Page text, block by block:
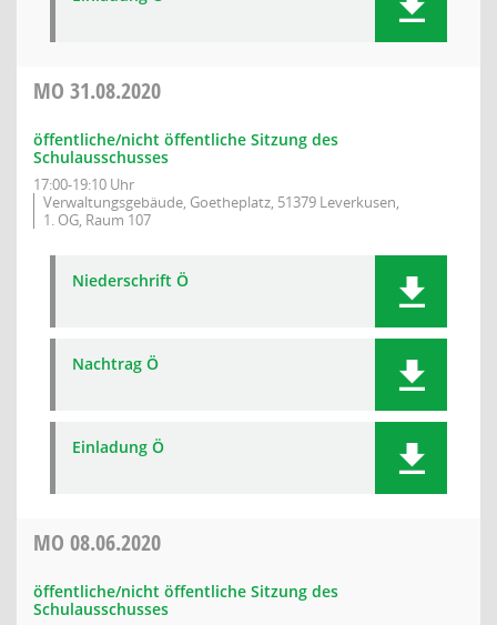
MO 31.08.2020
öffentliche/nicht öffentliche Sitzung des
Schulausschusses
17:00-19:10 Uhr
Verwaltungsgebäude, Goetheplatz, 51379 Leverkusen,
1. OG, Raum 107
Niederschrift Ö
Nachtrag Ö
Einladung Ö
MO 08.06.2020
öffentliche/nicht öffentliche Sitzung des
Schulausschusses